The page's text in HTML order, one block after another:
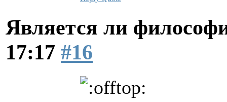
Является ли
17:17 #16